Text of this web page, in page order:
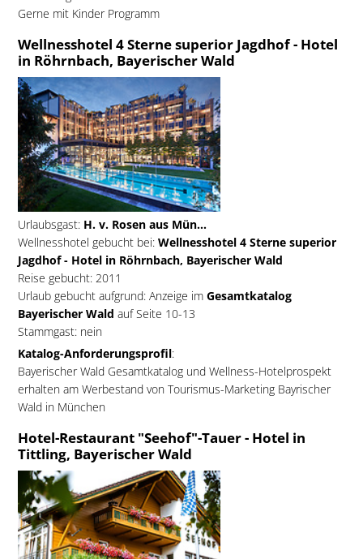
Gerne mit Kinder Programm
Wellnesshotel 4 Sterne superior Jagdhof - Hotel
in Röhrnbach, Bayerischer Wald
Urlaubsgast:H. v. Rosen aus Mün...
Wellnesshotel gebucht bei:Wellnesshotel 4 Sterne superior
Jagdhof - Hotel in Röhrnbach, Bayerischer Wald
Reise gebucht: 2011
Urlaub gebucht aufgrund: Anzeige im Gesamtkatalog
Bayerischer Wald auf Seite 10-13
Stammgast: nein
Katalog-Anforderungsprofil:
Bayerischer Wald Gesamtkatalog und Wellness-Hotelprospekt
erhalten am Werbestand von Tourismus-Marketing Bayrischer
Wald in München
Hotel-Restaurant "Seehof"-Tauer - Hotel in
Tittling, Bayerischer Wald